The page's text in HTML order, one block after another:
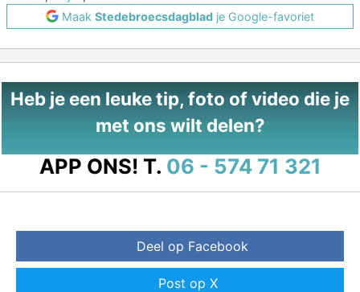
Maak Stedebroecsdagblad je Google-favoriet
Heb je een leuke tip, foto of video die je
met ons wilt delen?
APP ONS! T. 06 - 574 71 321
Deel op Facebook
Post op X